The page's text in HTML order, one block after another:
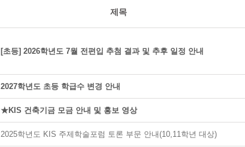
제목
[초등] 2026학년도 7월 전편입 추첨 결과 및 추후 일정 안내
2027학년도 초등 학급수 변경 안내
★KIS 건축기금 모금 안내 및 홍보 영상
2025학년도 KIS 주제학술포럼 토론 부문 안내(10,11학년 대상)